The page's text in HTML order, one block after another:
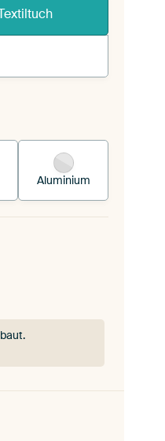
deinen
Aluminium